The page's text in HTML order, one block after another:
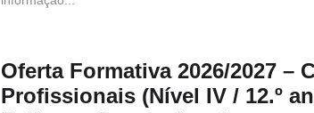
Oferta Formativa 2026/2027 –
Profissionais (Nível IV / 12.º